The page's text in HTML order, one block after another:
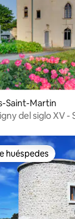
Saint-Martin
del siglo XV -
huéspedes